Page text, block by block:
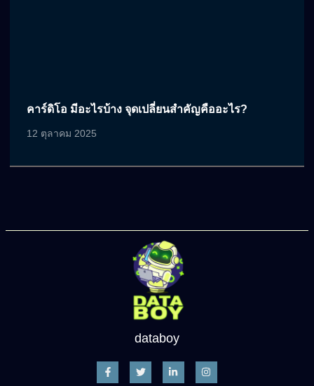
คาร์ดิโอ มีอะไรบ้าง จุดเปลี่ยนสำคัญคืออะไร?
12 ตุลาคม 2025
databoy